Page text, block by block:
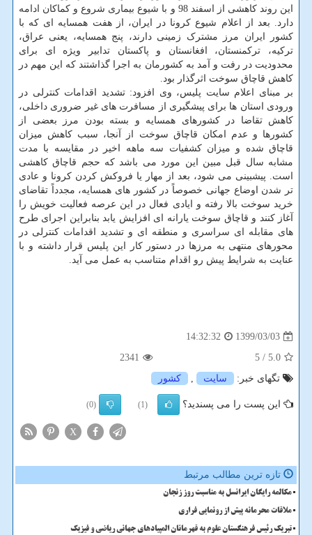
این روند کاهشی از اسفند 98 و با شیوع بیماری شروع و کماکان ادامه
دارد. بعد از اعلام شیوع کرونا در ایران، از هفت همسایه ای که با
کشور ایران مرز مشترک زمینی دارند، پنج همسایه، یعنی عراق،
ترکیه، ترکمنستان، افغانستان و پاکستان تدابیر ویژه ای برای
محدودیت در رفت و آمد به کشورمان به اجرا گذاشتند که این مهم در
کاهش قاچاق سوخت اثرگذار بود.
بر مبنای اعلام سایت پلیس، وی افزود: تشدید اقدامات کنترلی در
ورودی استان ها برای پیشگیری از مسافرت های غیر ضروری داخلی،
کاهش تقاضا در کشورهای همسایه و بسته بودن مرز بعضی از
کشورها و عدم امکان قاچاق سوخت از آنجا، سبب کاهش میزان
قاچاق شده و میزان کشفیات سه ماهه اخیر در مقایسه با مدت
مشابه سال قبل مبین این مورد می باشد که حجم قاچاق کاهشی
است. پیشبینی می شود، بعد از مهار یا فروکش کردن کرونا و عادی
تر شدن اوضاع جهانی خصوصاً در کشور های همسایه، مجدداً تقاضای
خرید سوخت بالا رفته و ایادی فعال در این عرصه فعالیت خویش را
آغاز کنند و قاچاق سوخت یارانه ای افزایش یابد بنابراین اجرای طرح
های مقابله ای سراسری و منطقه ای و تشدید اقدامات کنترلی در
محورهای منتهی به مرزها در دستور کار این پلیس قرار داشته و با
عنایت به شرایط پیش رو اقدام متناسب به عمل می آید.
1399/03/03
14:32:32
5.0
/ 5
2341
تگهای خبر:
سایت , كشور
این پست را می پسندید؟ (1)
(0)
X
تازه ترین مطالب مرتبط
مکالمه رایگان ایرانسل به مناسبت روز زنجان
ملاقات محرمانه پیش از رونمایی فراری
تبریک رئیس فرهنگستان علوم به قهرمانان المپیادهای جهانی ریاضی و فیزیک